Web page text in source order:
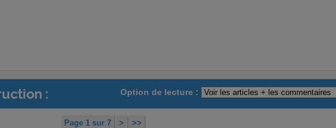
Option de lecture :
:
Page 1 sur 7 > >>